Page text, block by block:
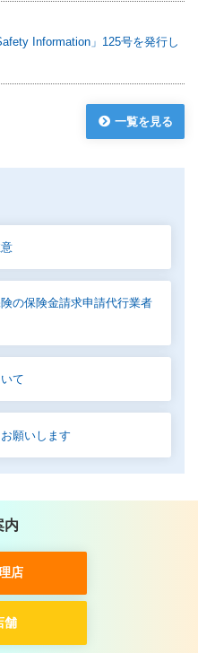
Information」125号を発行し
一覧を見る
の保険金請求申請代行業者
て
願いします
内
店
舗